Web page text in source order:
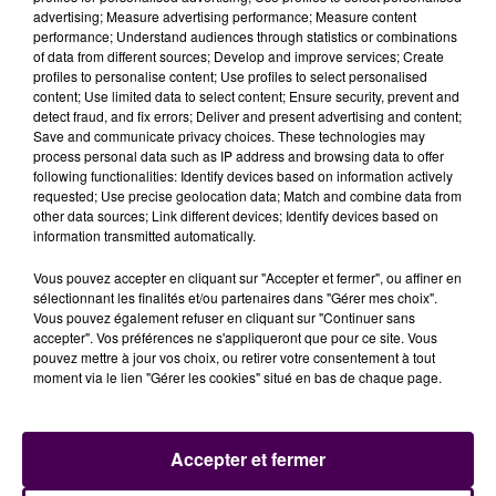
advertising; Measure advertising performance; Measure content
performance; Understand audiences through statistics or combinations
of data from different sources; Develop and improve services; Create
profiles to personalise content; Use profiles to select personalised
content; Use limited data to select content; Ensure security, prevent and
detect fraud, and fix errors; Deliver and present advertising and content;
Save and communicate privacy choices. These technologies may
process personal data such as IP address and browsing data to offer
following functionalities: Identify devices based on information actively
requested; Use precise geolocation data; Match and combine data from
other data sources; Link different devices; Identify devices based on
information transmitted automatically.
Vous pouvez accepter en cliquant sur "Accepter et fermer", ou affiner en
sélectionnant les finalités et/ou partenaires dans "Gérer mes choix".
Vous pouvez également refuser en cliquant sur "Continuer sans
accepter". Vos préférences ne s'appliqueront que pour ce site. Vous
pouvez mettre à jour vos choix, ou retirer votre consentement à tout
moment via le lien "Gérer les cookies" situé en bas de chaque page.
Accepter et fermer